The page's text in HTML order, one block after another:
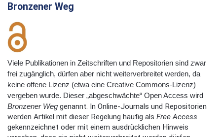
Bronzener Weg
Viele Publikationen in Zeitschriften und Repositorien sind zwar
frei zugänglich, dürfen aber nicht weiterverbreitet werden, da
keine offene Lizenz (etwa eine Creative Commons-Lizenz)
vergeben wurde. Dieser „abgeschwächte“ Open Access wird
Bronzener Weg genannt. In Online-Journals und Repositorien
werden Artikel mit dieser Regelung häufig als Free Access
gekennzeichnet oder mit einem ausdrücklichen Hinweis